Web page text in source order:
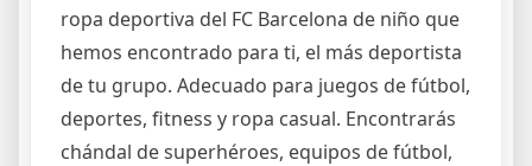
ropa deportiva del FC Barcelona de niño que
hemos encontrado para ti, el más deportista
de tu grupo. Adecuado para juegos de fútbol,
deportes, fitness y ropa casual. Encontrarás
chándal de superhéroes, equipos de fútbol,